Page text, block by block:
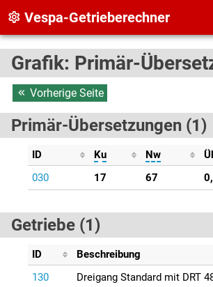
Vespa-Getrieberechner
Grafik: Primär-
Vorherige Seite
Primär-Übersetzungen (1)
ID Ku Nw
030
17 67
Getriebe (1)
ID Beschreibung
130
Dreigang Standard mit DRT